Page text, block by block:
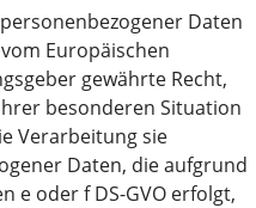
Daten
Europäischen
gewährte Recht,
besonderen Situation
Verarbeitung sie
Daten, die aufgrund
e oder f DS-GVO erfolgt,